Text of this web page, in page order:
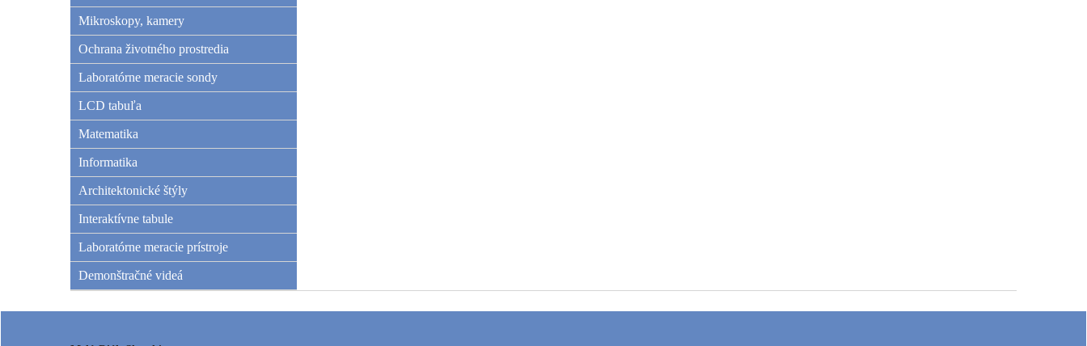
Mikroskopy, kamery
Ochrana životného prostredia
Laboratórne meracie sondy
LCD tabuľa
Matematika
Informatika
Architektonické štýly
Interaktívne tabule
Laboratórne meracie prístroje
Demonštračné videá